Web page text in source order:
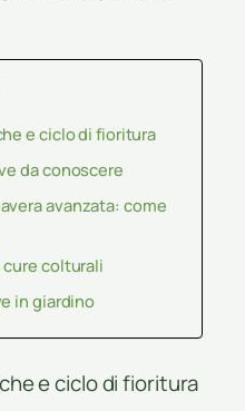
e ciclo di fioritura
da conoscere
avanzata: come
colturali
in giardino
e ciclo di fioritura